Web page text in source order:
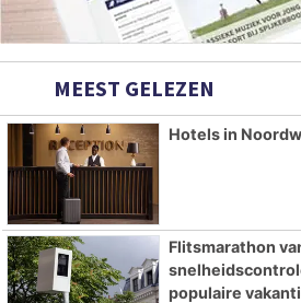
MEEST GELEZEN
Hotels in
Flitsmarathon
populaire